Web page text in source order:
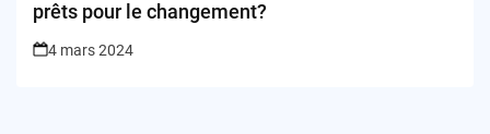
prêts pour le changement?
4 mars 2024